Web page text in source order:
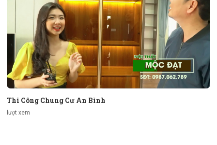
Thi Công Chung Cư An Bình
lượt xem